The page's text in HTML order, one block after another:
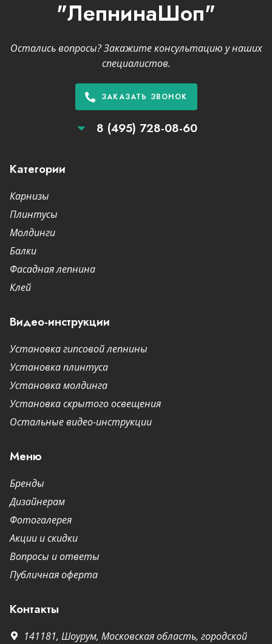
"ЛепнинаШоп"
Остались вопросы? Закажите консультацию у наших
специалистов.
ЗАКАЗАТЬ ЗВОНОК
8 (495) 728-08-60
Категории
Карнизы
Плинтусы
Молдинги
Балки
Фасадная лепнина
Клей
Видео-инструкции
Установка гипсовой лепнины
Установка плинтуса
Установка молдинга
Установка скрытого освещения
Остальные видео-инструкции
Меню
Бренды
Дизайнерам
Фотогалерея
Акции и скидки
Вопросы и ответы
Публичная оферта
Контакты
141181, Шоурум, Московская область, городской